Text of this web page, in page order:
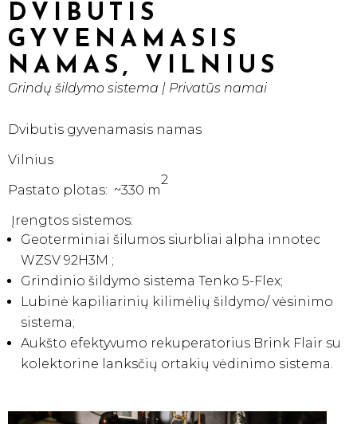
DVIBUTIS
GYVENAMASIS
NAMAS, VILNIUS
Grindų šildymo sistema | Privatūs namai
Dvibutis gyvenamasis namas
Vilnius
Pastato plotas: ~330 m
2
Įrengtos sistemos:
Geoterminiai šilumos siurbliai alpha innotec
WZSV 92H3M ;
Grindinio šildymo sistema Tenko 5-Flex;
Lubinė kapiliarinių kilimėlių šildymo/ vėsinimo
sistema;
Aukšto efektyvumo rekuperatorius Brink Flair su
kolektorine lanksčių ortakių vėdinimo sistema.